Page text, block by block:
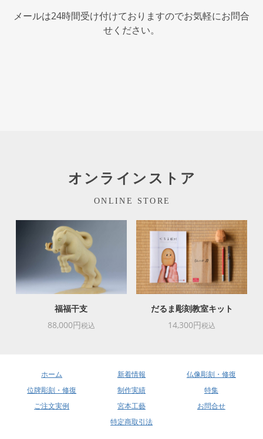
メールは24時間受け付けておりますのでお気軽にお問合
せください。
オンラインストア
ONLINE STORE
福福干支
88,000円税込
だるま彫刻教室キット
14,300円税込
ホーム 新着情報
仏像彫刻・修復
位牌彫刻・修復
制作実績
特集
ご注文実例
宮本工藝
お問合せ
特定商取引法